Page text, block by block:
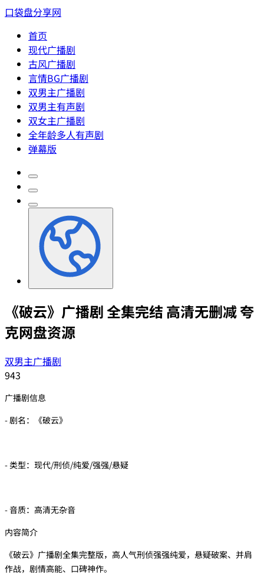
口袋盘分享网
首页
现代广播剧
古风广播剧
言情BG广播剧
双男主广播剧
双男主有声剧
双女主广播剧
全年龄多人有声剧
弹幕版
《破云》广播剧 全集完结 高清无删减 夸
克网盘资源
双男主广播剧
943
广播剧信息
- 剧名：《破云》
- 类型：现代/刑侦/纯爱/强强/悬疑
- 音质：高清无杂音
内容简介
《破云》广播剧全集完整版，高人气刑侦强强纯爱，悬疑破案、并肩
作战，剧情高能、口碑神作。